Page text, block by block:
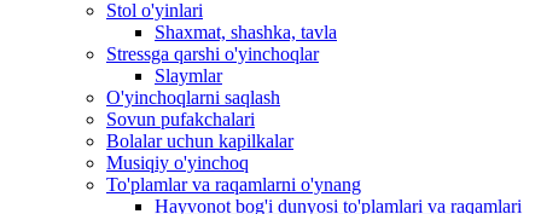
Stol o'yinlari
Shaxmat, shashka, tavla
Stressga qarshi o'yinchoqlar
Slaymlar
O'yinchoqlarni saqlash
Sovun pufakchalari
Bolalar uchun kapilkalar
Musiqiy o'yinchoq
To'plamlar va raqamlarni o'ynang
Hayvonot bog'i dunyosi to'plamlari va raqamlari